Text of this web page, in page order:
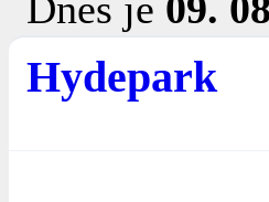
Dnes je 09.
Hydepark